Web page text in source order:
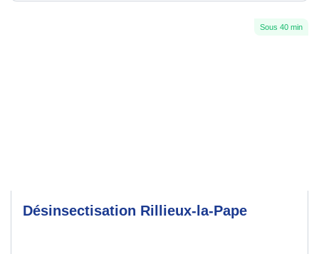
Sous 40 min
Désinsectisation Rillieux-la-Pape